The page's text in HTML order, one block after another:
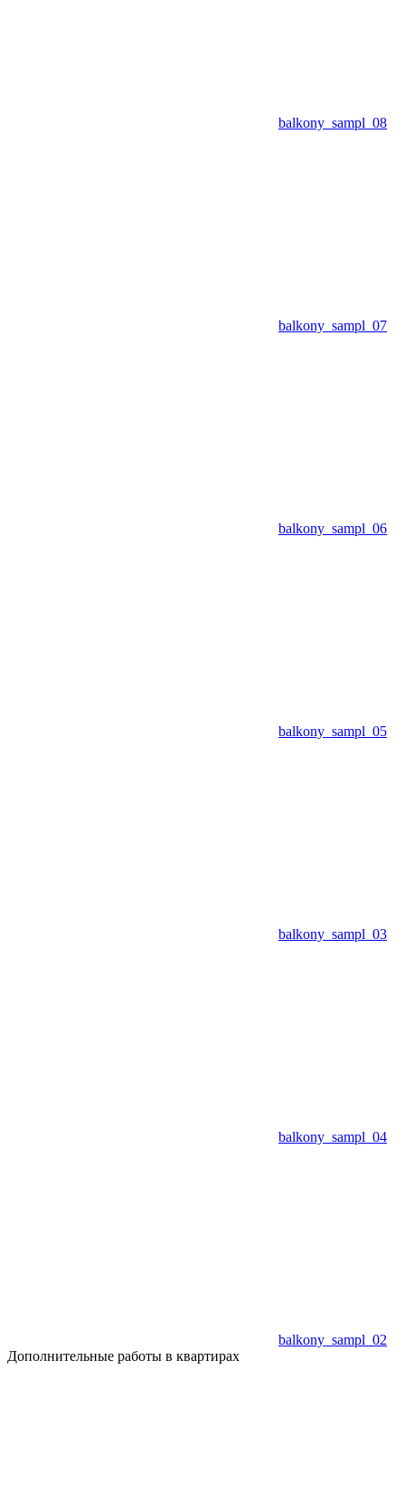
balkony_sampl_08
balkony_sampl_07
balkony_sampl_06
balkony_sampl_05
balkony_sampl_03
balkony_sampl_04
balkony_sampl_02
Дополнительные работы в квартирах